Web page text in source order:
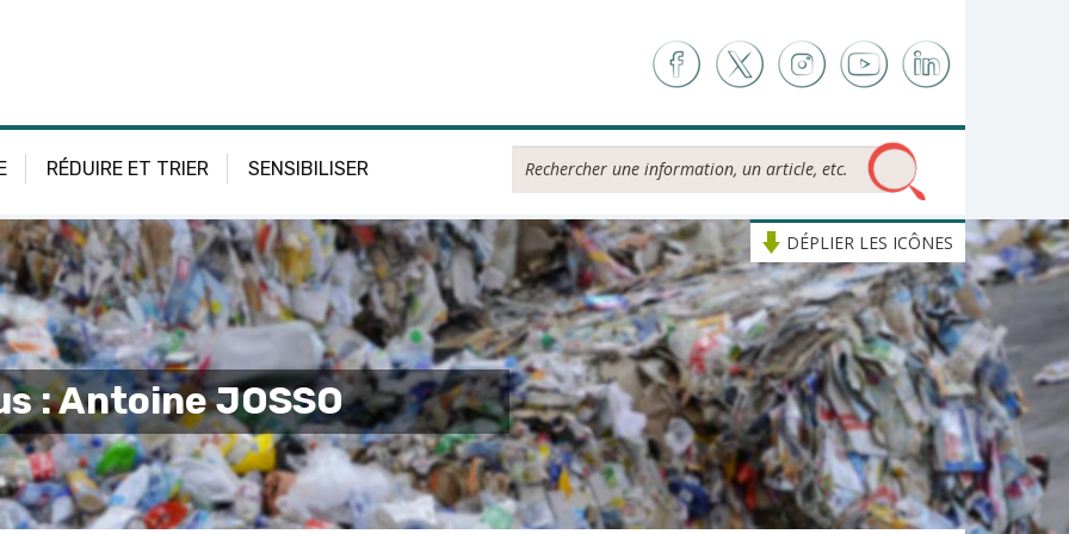
RÉDUIRE ET TRIER SENSIBILISER Rechercher...
DÉPLIER LES ICÔNES
: Antoine JOSSO